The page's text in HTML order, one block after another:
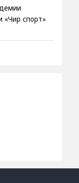
спорт»